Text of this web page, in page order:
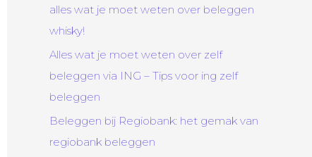
alles wat je moet weten over beleggen
whisky!
Alles wat je moet weten over zelf
beleggen via ING – Tips voor ing zelf
beleggen
Beleggen bij Regiobank: het gemak van
regiobank beleggen